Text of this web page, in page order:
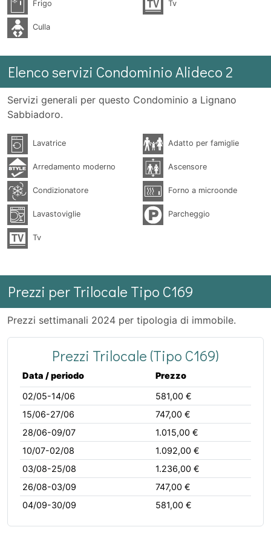
Frigo Tv
Culla
Elenco servizi Condominio Alideco 2
Servizi generali per questo Condominio a Lignano
Sabbiadoro.
Lavatrice Adatto per famiglie
Arredamento moderno Ascensore
Condizionatore Forno a microonde
Lavastoviglie Parcheggio
Tv
Prezzi per Trilocale Tipo C169
Prezzi settimanali 2024 per tipologia di immobile.
Prezzi Trilocale (Tipo C169)
Data / periodo
Prezzo
02/05-14/06
581,00 €
15/06-27/06
747,00 €
28/06-09/07
1.015,00 €
10/07-02/08
1.092,00 €
03/08-25/08
1.236,00 €
26/08-03/09
747,00 €
04/09-30/09
581,00 €